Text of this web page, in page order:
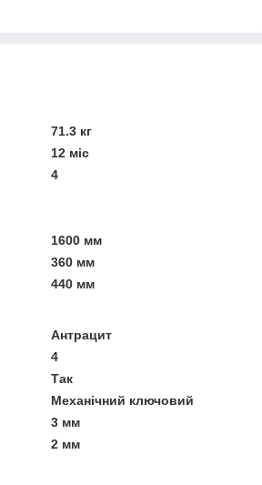
71.3 кг
12 міс
4
1600 мм
360 мм
440 мм
Антрацит
4
Так
Механічний ключовий
3 мм
2 мм